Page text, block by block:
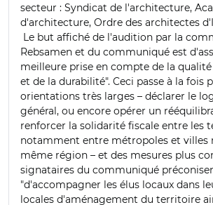
secteur : Syndicat de l'architecture,
d'architecture, Ordre des architectes
Le but affiché de l'audition par la
Rebsamen et du communiqué est
meilleure prise en compte de la
et de la durabilité". Ceci passe à la fois
orientations très larges – déclarer le
général, ou encore opérer un
renforcer la solidarité fiscale entre les
notamment entre métropoles et villes
même région – et des mesures plus
signataires du communiqué
"d'accompagner les élus locaux dans
locales d'aménagement du territoire